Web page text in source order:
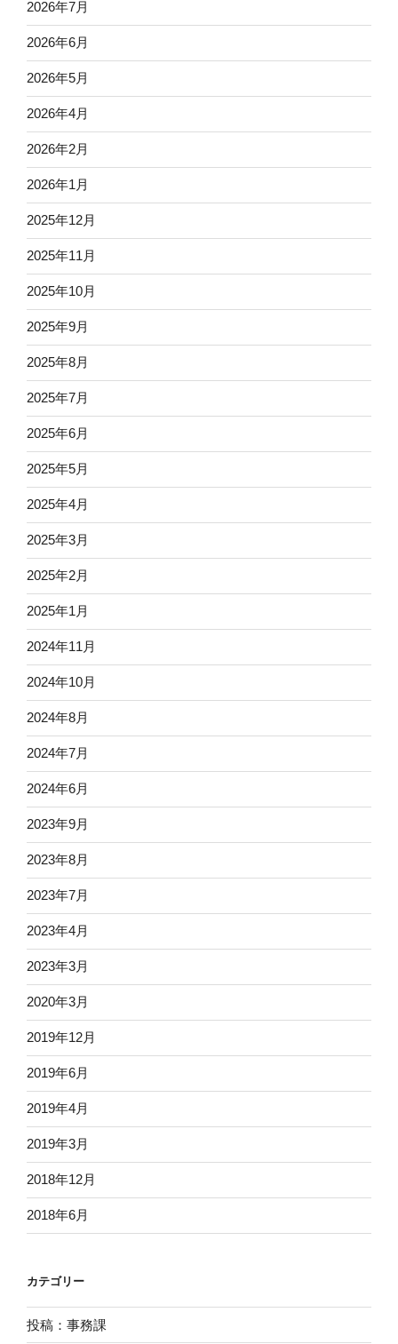
2026年7月
2026年6月
2026年5月
2026年4月
2026年2月
2026年1月
2025年12月
2025年11月
2025年10月
2025年9月
2025年8月
2025年7月
2025年6月
2025年5月
2025年4月
2025年3月
2025年2月
2025年1月
2024年11月
2024年10月
2024年8月
2024年7月
2024年6月
2023年9月
2023年8月
2023年7月
2023年4月
2023年3月
2020年3月
2019年12月
2019年6月
2019年4月
2019年3月
2018年12月
2018年6月
カテゴリー
投稿：事務課